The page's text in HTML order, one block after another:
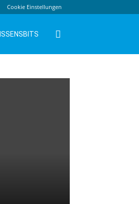
Cookie Einstellungen